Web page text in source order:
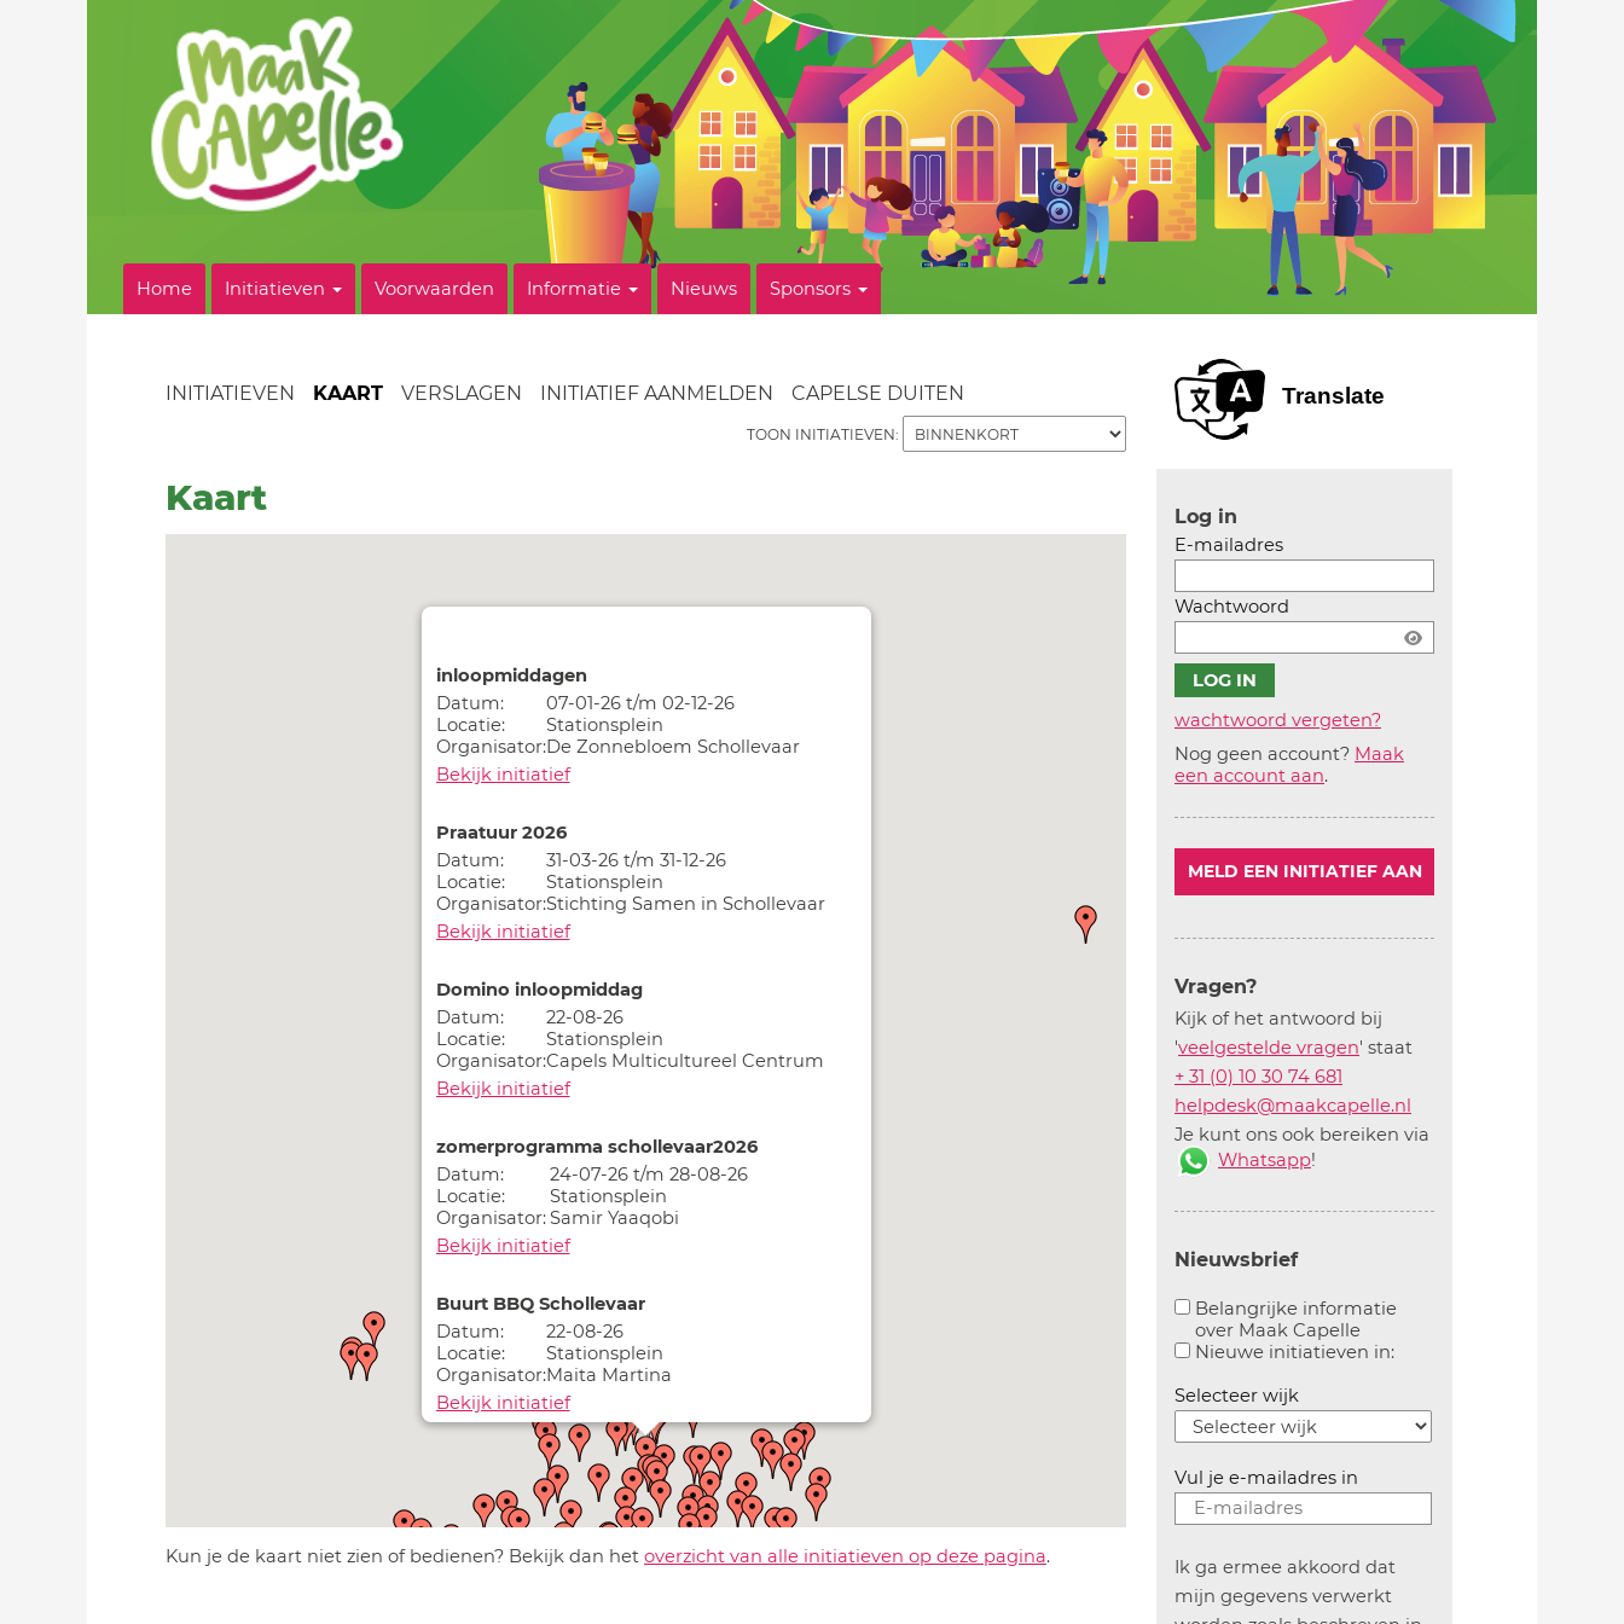
Home Initiatieven Voorwaarden Informatie Nieuws Sponsors
INITIATIEVEN KAART VERSLAGEN INITIATIEF AANMELDEN CAPELSE DUITEN
TOON INITIATIEVEN:
Kaart
inloopmiddagen
Datum:
07-01-26 t/m 02-12-26
Locatie:
Stationsplein
Organisator:De Zonnebloem Schollevaar
Bekijk initiatief
Praatuur 2026
Datum:
31-03-26 t/m 31-12-26
Locatie:
Stationsplein
Organisator:Stichting Samen in Schollevaar
Bekijk initiatief
Domino inloopmiddag
Datum:
22-08-26
Locatie:
Stationsplein
Organisator:Capels Multicultureel Centrum
Bekijk initiatief
zomerprogramma schollevaar2026
Datum:
24-07-26 t/m 28-08-26
Locatie:
Stationsplein
Organisator:Samir Yaaqobi
Bekijk initiatief
Buurt BBQ Schollevaar
Datum:
22-08-26
Locatie:
Stationsplein
Organisator:Maita Martina
Bekijk initiatief
Hortensia Schilderen
Datum:
10-09-26
Locatie:
Stationsplein
Organisator:Maita Martina
Bekijk initiatief
Kun je de kaart niet zien of bedienen? Bekijk dan het overzicht van alle initiatieven op deze pagina.
Translate
Log in
E-mailadres
Wachtwoord
wachtwoord vergeten?
Nog geen account? Maak
een account aan.
MELD EEN INITIATIEF AAN
Vragen?
Kijk of het antwoord bij
'veelgestelde vragen' staat
+ 31 (0) 10 30 74 681
helpdesk@maakcapelle.nl
Je kunt ons ook bereiken via
Whatsapp!
Nieuwsbrief
Belangrijke informatie
over Maak Capelle
Aanvinken om belangrijke informatie over
Nieuwe initiatieven in:Aanvinken om
Selecteer wijk
Vul je e-mailadres in
Ik ga ermee akkoord dat
mijn gegevens verwerkt